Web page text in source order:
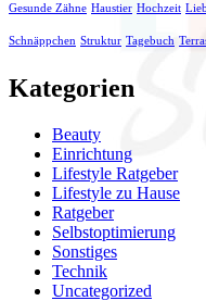
Gesunde Zähne Haustier Hochzeit
Schnäppchen Struktur Tagebuch
Kategorien
Beauty
Einrichtung
Lifestyle Ratgeber
Lifestyle zu Hause
Ratgeber
Selbstoptimierung
Sonstiges
Technik
Uncategorized